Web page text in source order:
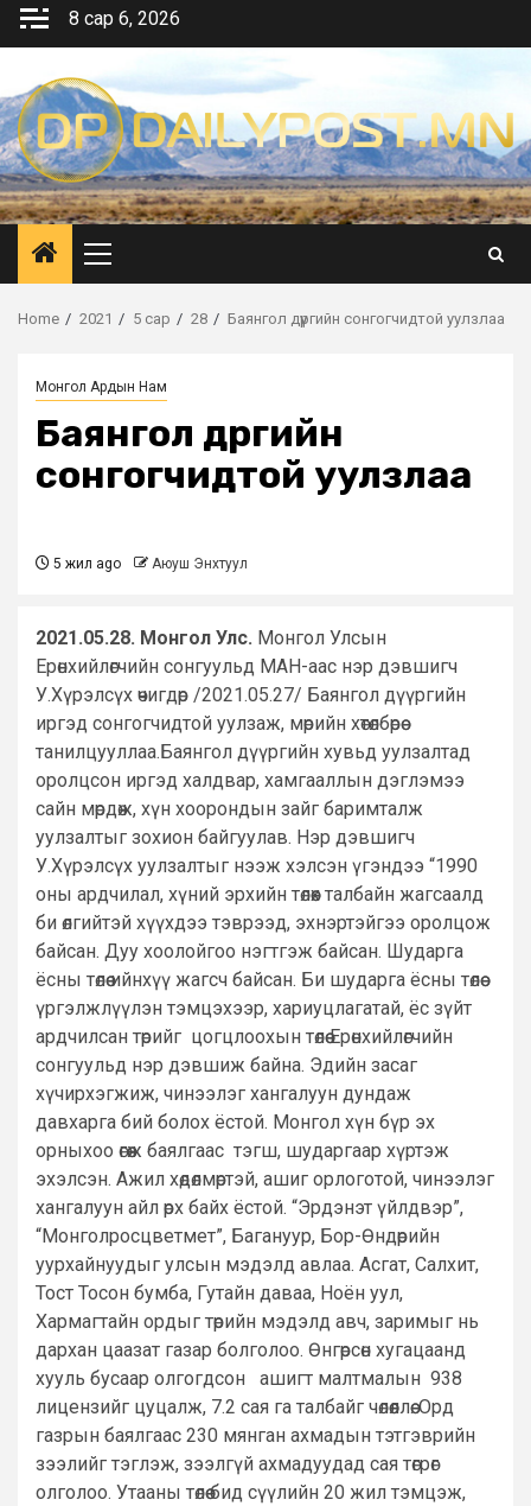
Skip
8 сар 6, 2026
Primary
Menu
Home 2021 5 сар 28 Баянгол дүүргийн сонгогчидтой уулзлаа
Монгол Ардын Нам
Баянгол дүүргийн
сонгогчидтой уулзлаа
5 жил ago Аюуш Энхтуул
2021.05.28. Монгол Улс. Монгол Улсын
Ерөнхийлөгчийн сонгуульд МАН-аас нэр дэвшигч
У.Хүрэлсүх өчигдөр /2021.05.27/ Баянгол дүүргийн
иргэд сонгогчидтой уулзаж, мөрийн хөтөлбөрөө
танилцууллаа.Баянгол дүүргийн хувьд уулзалтад
оролцсон иргэд халдвар, хамгааллын дэглэмээ
сайн мөрдөж, хүн хоорондын зайг баримталж
уулзалтыг зохион байгуулав. Нэр дэвшигч
У.Хүрэлсүх уулзалтыг нээж хэлсэн үгэндээ “1990
оны ардчилал, хүний эрхийн төлөөх талбайн жагсаалд
би өлгийтэй хүүхдээ тэврээд, эхнэртэйгээ оролцож
байсан. Дуу хоолойгоо нэгтгэж байсан. Шударга
ёсны төлөө ийнхүү жагсч байсан. Би шударга ёсны төлөө
үргэлжлүүлэн тэмцэхээр, хариуцлагатай, ёс зүйт
ардчилсан төрийг цогцлоохын төлөө Ерөнхийлөгчийн
сонгуульд нэр дэвшиж байна. Эдийн засаг
хүчирхэгжиж, чинээлэг хангалуун дундаж
давхарга бий болох ёстой. Монгол хүн бүр эх
орныхоо өгөөж баялгаас тэгш, шударгаар хүртэж
эхэлсэн. Ажил хөдөлмөртэй, ашиг орлоготой, чинээлэг
хангалуун айл өрх байх ёстой. “Эрдэнэт үйлдвэр”,
“Монголросцветмет”, Багануур, Бор-Өндөрийн
уурхайнуудыг улсын мэдэлд авлаа. Асгат, Салхит,
Тост Тосон бумба, Гутайн даваа, Ноён уул,
Хармагтайн ордыг төрийн мэдэлд авч, заримыг нь
дархан цаазат газар болголоо. Өнгөрсөн хугацаанд
хууль бусаар олгогдсон ашигт малтмалын 938
лицензийг цуцалж, 7.2 сая га талбайг чөлөөллөө. Орд
газрын баялгаас 230 мянган ахмадын тэтгэврийн
зээлийг тэглэж, зээлгүй ахмадуудад сая төгрөг
олголоо. Утааны төлөө бид сүүлийн 20 жил тэмцэж,